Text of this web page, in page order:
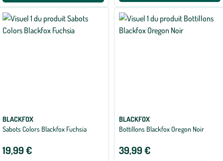
BLACKFOX
Sabots Colors Blackfox Fuchsia
19,99 €
BLACKFOX
Bottillons Blackfox Oregon Noir
39,99 €